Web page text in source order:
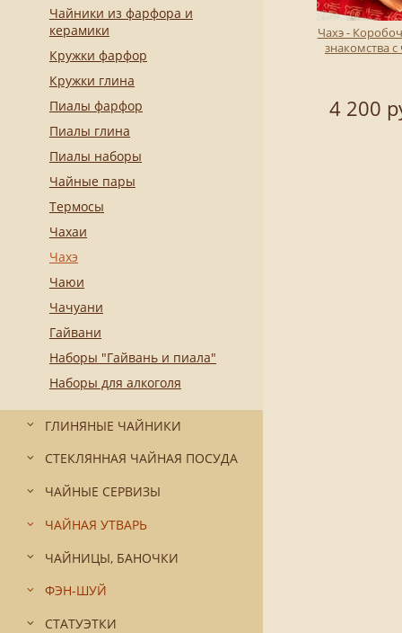
Чайники из фарфора и
керамики
Кружки фарфор
Кружки глина
Пиалы фарфор
Пиалы глина
Пиалы наборы
Чайные пары
Термосы
Чахаи
Чахэ
Чаюи
Чачуани
Гайвани
Наборы "Гайвань и пиала"
Наборы для алкоголя
ГЛИНЯНЫЕ ЧАЙНИКИ
СТЕКЛЯННАЯ ЧАЙНАЯ ПОСУДА
ЧАЙНЫЕ СЕРВИЗЫ
ЧАЙНАЯ УТВАРЬ
ЧАЙНИЦЫ, БАНОЧКИ
ФЭН-ШУЙ
СТАТУЭТКИ
Чахэ -
знакомства
4 200